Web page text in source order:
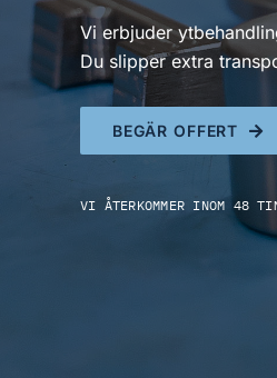
Vi erbjuder
Du slipper extra
BEGÄR OFFERT
VI ÅTERKOMMER INOM 48